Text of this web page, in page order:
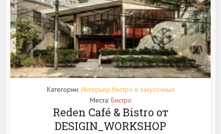
Категории: Интерьер бистро и закусочных
Места: Бистро
Reden Café & Bistro от
DESIGIN_WORKSHOP